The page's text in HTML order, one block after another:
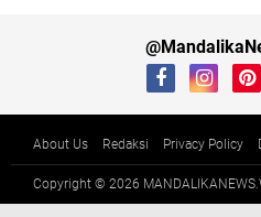
About Us Redaksi Privacy Policy
Copyright © 2026